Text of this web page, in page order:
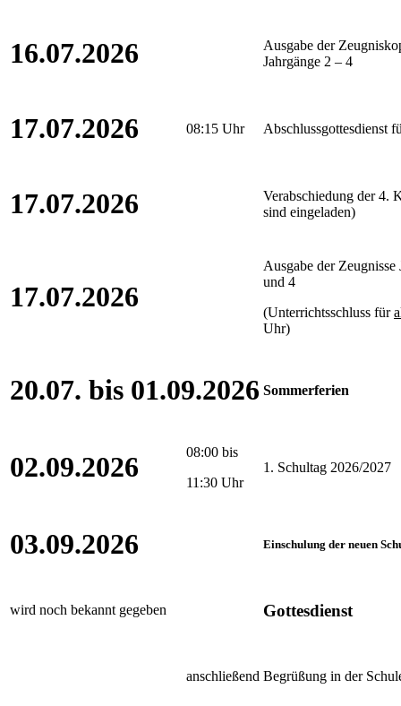
16.07.2026
Ausgabe der
Jahrgänge 2 – 4
17.07.2026 08:15 Uhr Abschlussgottesdienst
17.07.2026
Verabschiedung der 4.
sind eingeladen)
17.07.2026
Ausgabe der Zeugnisse
und 4
(Unterrichtsschluss für
Uhr)
20.07. bis 01.09.2026 Sommerferien
02.09.2026
08:00 bis
11:30 Uhr
1. Schultag 2026/2027
03.09.2026 Einschulung der neuen
wird noch bekannt gegeben Gottesdienst
anschließend Begrüßung in der